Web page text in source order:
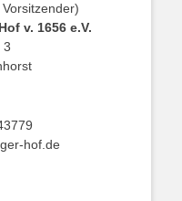
v. 1656 e.V.
3
hof.de